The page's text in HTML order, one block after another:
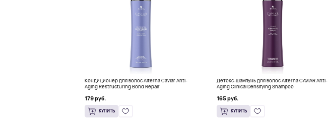
Кондиционер для волос Alterna Caviar Anti-
Aging Restructuring Bond Repair
179 руб.
КУПИТЬ
Детокс-шампунь для волос Alterna CAVIAR Anti-
Aging Clinical Densifying Shampoo
165 руб.
КУПИТЬ